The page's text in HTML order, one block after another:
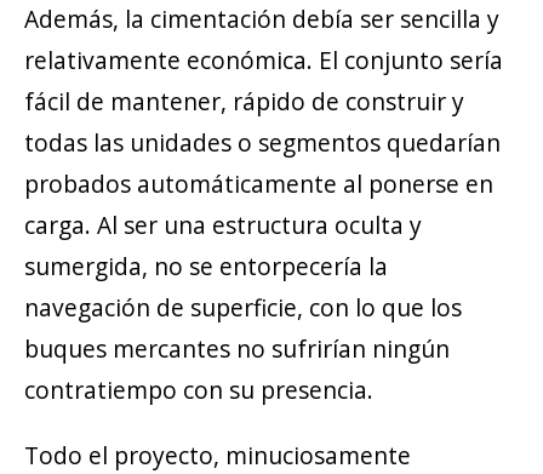
Además, la cimentación debía ser sencilla y
relativamente económica. El conjunto sería
fácil de mantener, rápido de construir y
todas las unidades o segmentos quedarían
probados automáticamente al ponerse en
carga. Al ser una estructura oculta y
sumergida, no se entorpecería la
navegación de superficie, con lo que los
buques mercantes no sufrirían ningún
contratiempo con su presencia.
Todo el proyecto, minuciosamente